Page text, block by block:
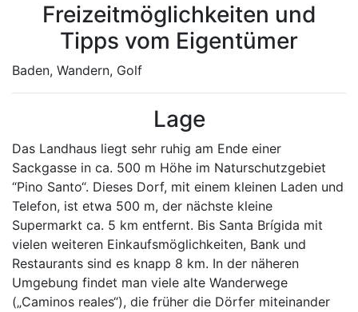
Freizeitmöglichkeiten und
Tipps vom Eigentümer
Baden, Wandern, Golf
Lage
Das Landhaus liegt sehr ruhig am Ende einer
Sackgasse in ca. 500 m Höhe im Naturschutzgebiet
“Pino Santo“. Dieses Dorf, mit einem kleinen Laden und
Telefon, ist etwa 500 m, der nächste kleine
Supermarkt ca. 5 km entfernt. Bis Santa Brígida mit
vielen weiteren Einkaufsmöglichkeiten, Bank und
Restaurants sind es knapp 8 km. In der näheren
Umgebung findet man viele alte Wanderwege
(„Caminos reales“), die früher die Dörfer miteinander